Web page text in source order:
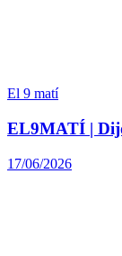
El 9 matí
EL9MATÍ |
17/06/2026